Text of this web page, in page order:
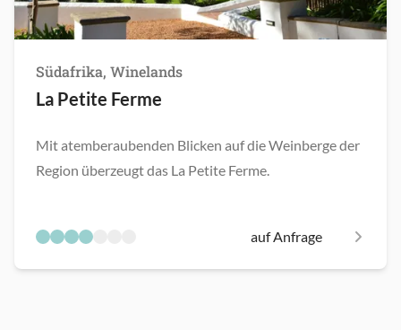
Südafrika, Winelands
La Petite Ferme
Mit atemberaubenden Blicken auf die Weinberge der
Region überzeugt das La Petite Ferme.
auf Anfrage